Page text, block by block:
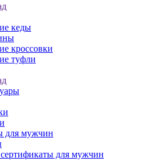
кеды
кроссовки
туфли
для мужчин
для мужчин